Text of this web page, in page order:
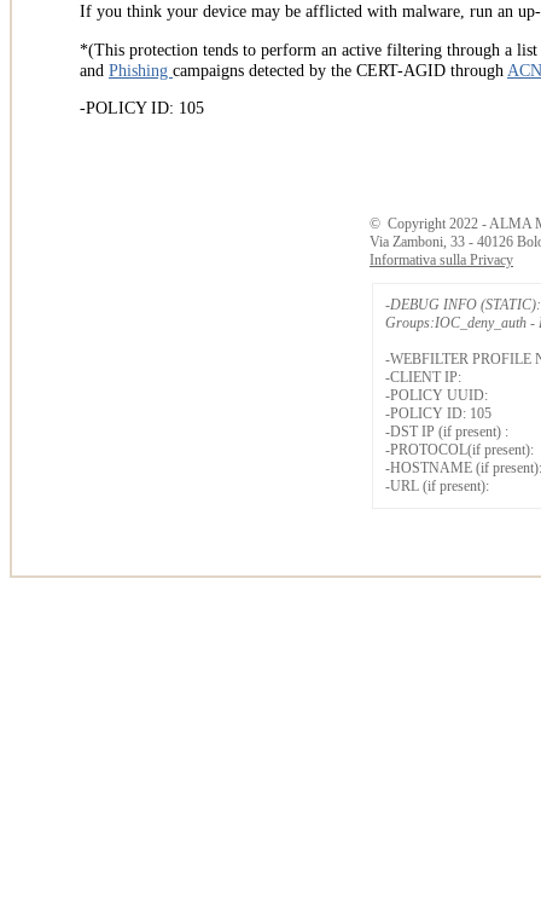
If you think your device may be afflicted with malware, run an
*(This protection tends to perform an active filtering through a
and Phishing campaigns detected by the CERT-AGID through
-POLICY ID: 105
© Copyright 2022 - ALMA
Via Zamboni, 33 - 40126
Informativa sulla Privacy
-DEBUG INFO (STATIC):
Groups:IOC_deny_auth -
-WEBFILTER PROFILE
-CLIENT IP:
-POLICY UUID:
-POLICY ID: 105
-DST IP (if present) :
-PROTOCOL(if present):
-HOSTNAME (if present):
-URL (if present):